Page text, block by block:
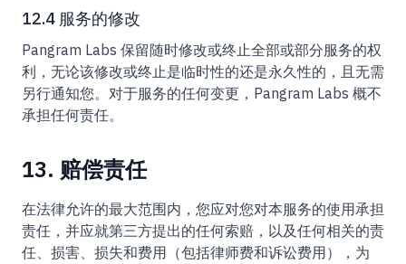
12.4 服务的修改
Pangram Labs 保留随时修改或终止全部或部分服务的权
利，无论该修改或终止是临时性的还是永久性的，且无需
另行通知您。对于服务的任何变更，Pangram Labs 概不
承担任何责任。
13. 赔偿责任
在法律允许的最大范围内，您应对您对本服务的使用承担
责任，并应就第三方提出的任何索赔，以及任何相关的责
任、损害、损失和费用（包括律师费和诉讼费用），为